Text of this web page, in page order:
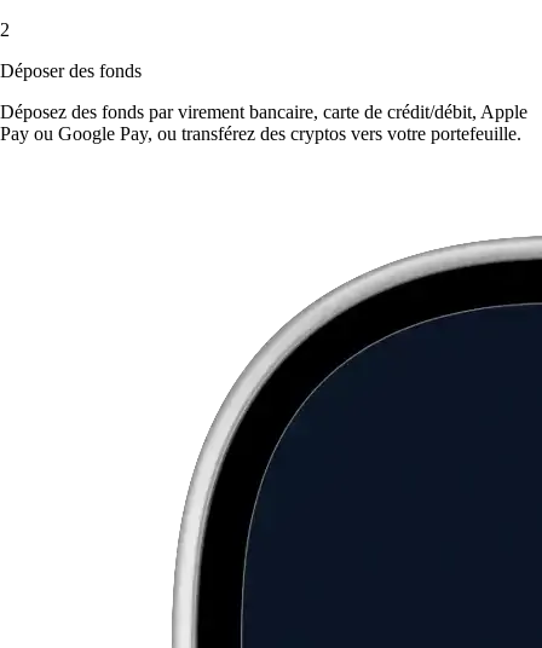
2
Déposer des fonds
Déposez des fonds par virement bancaire, carte de crédit/débit, Apple
Pay ou Google Pay, ou transférez des cryptos vers votre portefeuille.